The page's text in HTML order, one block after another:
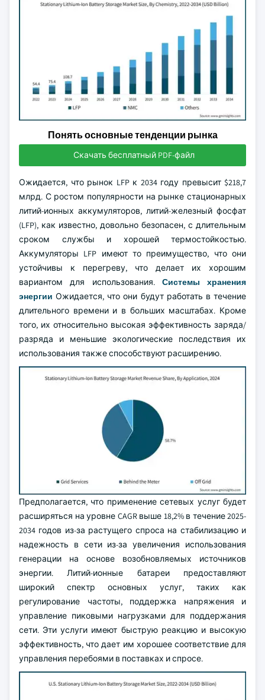
Понять основные тенденции рынка
Скачать бесплатный PDF-файл
Ожидается, что рынок LFP к 2034 году превысит $218,7
млрд. С ростом популярности на рынке стационарных
литий-ионных аккумуляторов, литий-железный фосфат
(LFP), как известно, довольно безопасен, с длительным
сроком службы и хорошей термостойкостью.
Аккумуляторы LFP имеют то преимущество, что они
устойчивы к перегреву, что делает их хорошим
вариантом для использования. Системы хранения
энергии Ожидается, что они будут работать в течение
длительного времени и в больших масштабах. Кроме
того, их относительно высокая эффективность заряда/
разряда и меньшие экологические последствия их
использования также способствуют расширению.
Предполагается, что применение сетевых услуг будет
расширяться на уровне CAGR выше 18,2% в течение 2025-
2034 годов из-за растущего спроса на стабилизацию и
надежность в сети из-за увеличения использования
генерации на основе возобновляемых источников
энергии. Литий-ионные батареи предоставляют
широкий спектр основных услуг, таких как
регулирование частоты, поддержка напряжения и
управление пиковыми нагрузками для поддержания
сети. Эти услуги имеют быструю реакцию и высокую
эффективность, что дает им хорошее соответствие для
управления перебоями в поставках и спросе.